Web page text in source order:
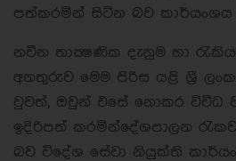
පත්කරමින් සිටින බව කාර්යංශය
නවීන තාක්‍ෂණික දැනුම හා
අනතුරුව මෙම පිරිස යළි ශ‍්‍රී
වුවත්, ඔවුන් එසේ නොකර විවිධ
ඉදිරිපත් කරමින්දේශපාලන
බව විදේශ සේවා නියුක්ති